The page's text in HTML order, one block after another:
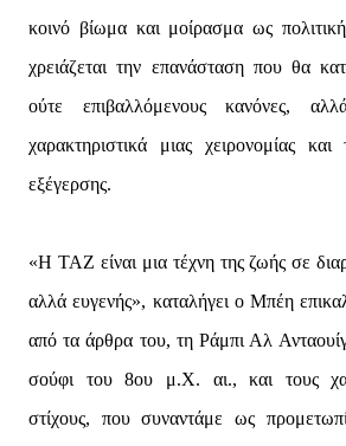
κοινό βίωμα και μοίρασμα ως
χρειάζεται την επανάσταση που θα
ούτε επιβαλλόμενους κανόνες,
χαρακτηριστικά μιας χειρονομίας
εξέγερσης.
«Η ΤΑΖ είναι μια τέχνη της ζωής σε
αλλά ευγενής», καταλήγει ο Μπέη
από τα άρθρα του, τη Ράμπι Αλ
σούφι του 8ου μ.Χ. αι., και τους
στίχους, που συναντάμε ως